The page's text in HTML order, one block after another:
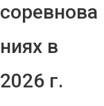
соревнова
ниях в
2026 г.